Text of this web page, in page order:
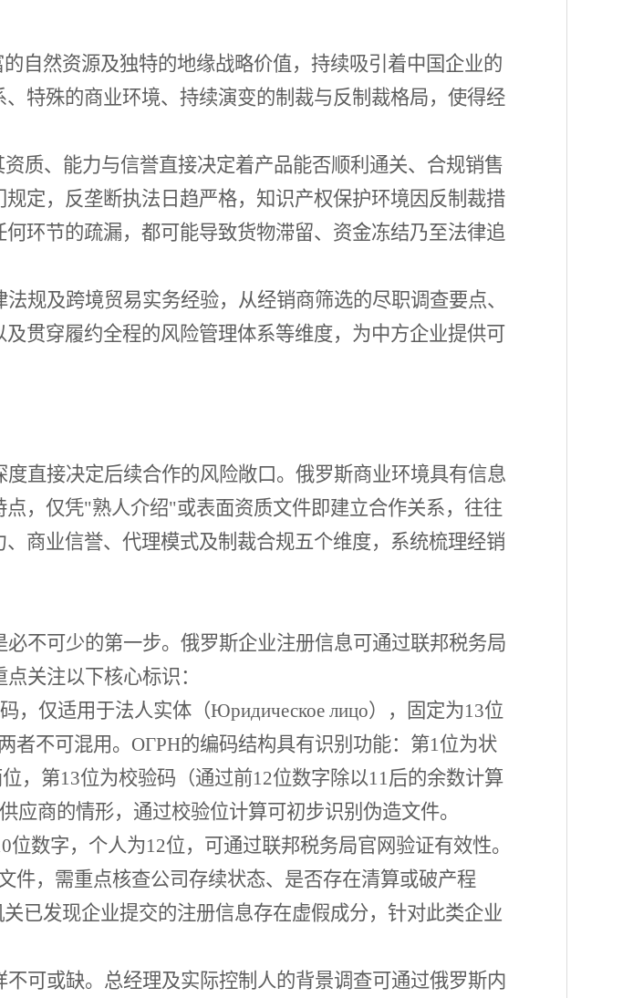
自然资源及独特的地缘战略价值，持续吸引着中国企业的
特殊的商业环境、持续演变的制裁与反制裁格局，使得经
质、能力与信誉直接决定着产品能否顺利通关、合规销售
定，反垄断执法日趋严格，知识产权保护环境因反制裁措
环节的疏漏，都可能导致货物滞留、资金冻结乃至法律追
规及跨境贸易实务经验，从经销商筛选的尽职调查要点、
贯穿履约全程的风险管理体系等维度，为中方企业提供可
直接决定后续合作的风险敞口。俄罗斯商业环境具有信息
点，仅凭"熟人介绍"或表面资质文件即建立合作关系，往往
商业信誉、代理模式及制裁合规五个维度，系统梳理经销
不可少的第一步。俄罗斯企业注册信息可通过联邦税务局
关注以下核心标识：
仅适用于法人实体（Юридическое лицо），固定为13位
不可混用。ОГРН的编码结构具有识别功能：第1位为状
，第13位为校验码（通过前12位数字除以11后的余数计算
商的情形，通过校验位计算可初步识别伪造文件。
数字，个人为12位，可通过联邦税务局官网验证有效性。
，需重点核查公司存续状态、是否存在清算或破产程
已发现企业提交的注册信息存在虚假成分，针对此类企业
可或缺。总经理及实际控制人的背景调查可通过俄罗斯内